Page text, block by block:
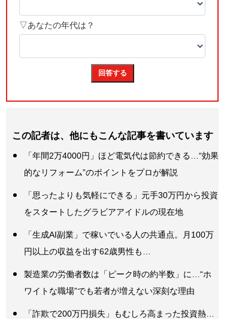
この記者は、他にもこんな記事を書いています
「年間2万4000円」ほど電気代は節約できる…“効果
的なリフォーム”のポイントをプロが解説
「思ったよりも気軽にできる」元手30万円から投資
をスタートしたグラビアアイドルの現在地
「生成AI副業」で稼いでいる人の共通点。月100万
円以上の収益を出す62歳男性も…
製造業の労働者数は「ピーク時の約半数」に…“ホ
ワイトな職場”でも若者が増えない深刻な理由
「詐欺で200万円損失」もむしろ高まった投資熱…